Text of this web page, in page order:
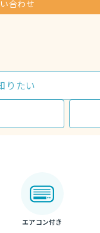
合わせ
りたい
エアコン付き